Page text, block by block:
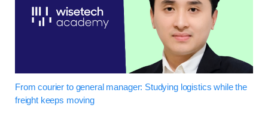
From courier to general manager: Studying logistics while the
freight keeps moving